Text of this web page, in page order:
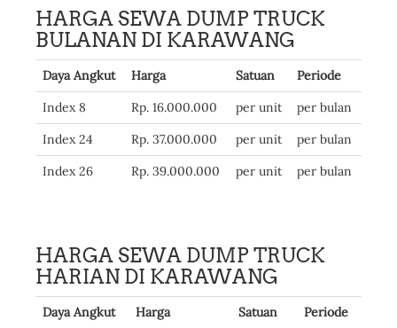
HARGA SEWA DUMP TRUCK
BULANAN DI KARAWANG
Daya Angkut Harga Satuan
Periode
Index 8
Rp. 16.000.000 per unit
per bulan
Index 24
Rp. 37.000.000 per unit
per bulan
Index 26
Rp. 39.000.000 per unit per bulan
HARGA SEWA DUMP TRUCK
HARIAN DI KARAWANG
Daya Angkut Harga Satuan
Periode